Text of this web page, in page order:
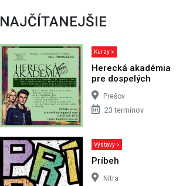
NAJČÍTANEJŠIE
Kurzy >
Herecká akadémia
pre dospelých
Prešov
23 termínov
Výstavy >
Príbeh
Nitra